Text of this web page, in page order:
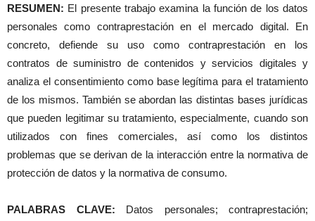
RESUMEN: El presente trabajo examina la función de los datos
personales como contraprestación en el mercado digital. En
concreto, defiende su uso como contraprestación en los
contratos de suministro de contenidos y servicios digitales y
analiza el consentimiento como base legítima para el tratamiento
de los mismos. También se abordan las distintas bases jurídicas
que pueden legitimar su tratamiento, especialmente, cuando son
utilizados con fines comerciales, así como los distintos
problemas que se derivan de la interacción entre la normativa de
protección de datos y la normativa de consumo.
PALABRAS CLAVE: Datos personales; contraprestación;